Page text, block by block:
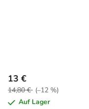
13 €
14,80 € (–12 %)
Auf Lager